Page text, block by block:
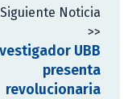
Siguiente Noticia
>>
UBB
presenta
revolucionaria